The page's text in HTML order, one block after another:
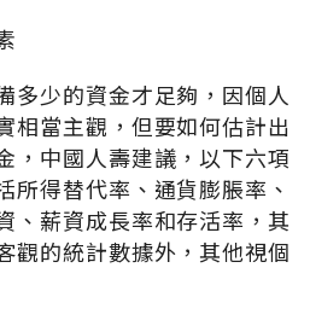
多少的資金才足夠，因個人
相當主觀，但要如何估計出
，中國人壽建議，以下六項
所得替代率、通貨膨脹率、
、薪資成長率和存活率，其
觀的統計數據外，其他視個